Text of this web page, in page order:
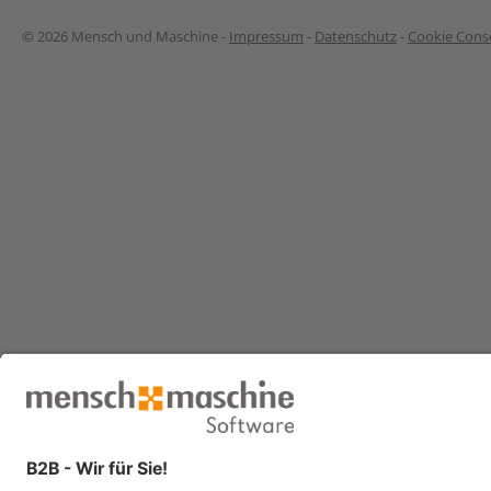
© 2026 Mensch und Maschine - Impressum - Datenschutz- Cookie